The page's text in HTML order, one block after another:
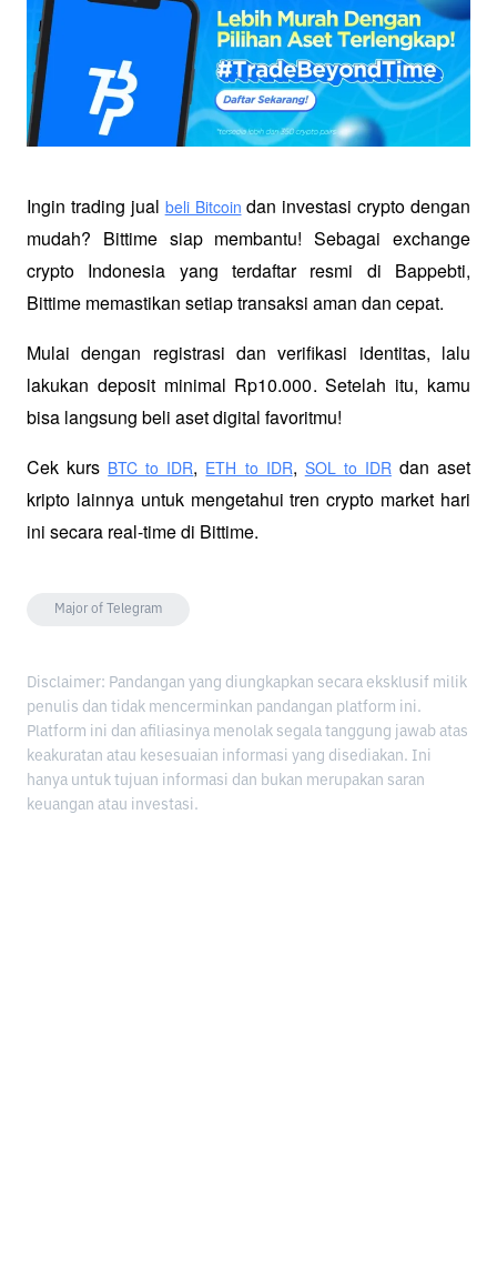
Ingin trading jual beli Bitcoin dan investasi crypto dengan
mudah? Bittime siap membantu! Sebagai exchange
crypto Indonesia yang terdaftar resmi di Bappebti,
Bittime memastikan setiap transaksi aman dan cepat.
Mulai dengan registrasi dan verifikasi identitas, lalu
lakukan deposit minimal Rp10.000. Setelah itu, kamu
bisa langsung beli aset digital favoritmu!
Cek kurs BTC to IDR, ETH to IDR, SOL to IDR dan aset
kripto lainnya untuk mengetahui tren crypto market hari
ini secara real-time di Bittime.
Major of Telegram
Disclaimer: Pandangan yang diungkapkan secara eksklusif milik
penulis dan tidak mencerminkan pandangan platform ini.
Platform ini dan afiliasinya menolak segala tanggung jawab atas
keakuratan atau kesesuaian informasi yang disediakan. Ini
hanya untuk tujuan informasi dan bukan merupakan saran
keuangan atau investasi.